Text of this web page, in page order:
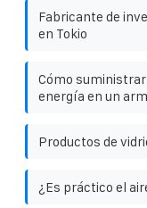
Fabricante de
en Tokio
Cómo
energía en un
Productos de
¿Es práctico el